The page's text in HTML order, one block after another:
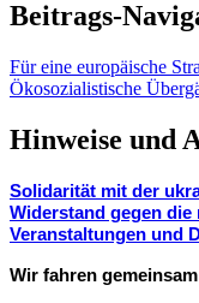
Beitrags-
Für eine europäische
Ökosozialistische
Hinweise und
Solidarität mit der
Widerstand gegen
Veranstaltungen und
Wir fahren gemeinsam